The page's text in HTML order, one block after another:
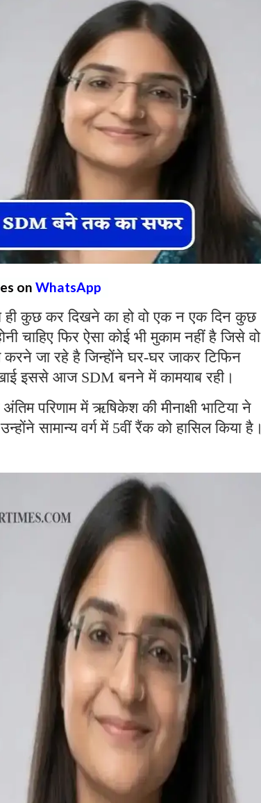
on WhatsApp
ही कुछ कर दिखने का हो वो एक न एक दिन कुछ
चाहिए फिर ऐसा कोई भी मुकाम नहीं है जिसे वो
जा रहे है जिन्होंने घर-घर जाकर टिफिन
इससे आज SDM बनने में कामयाब रही।
परिणाम में ऋषिकेश की मीनाक्षी भाटिया ने
सामान्य वर्ग में 5वीं रैंक को हासिल किया है।